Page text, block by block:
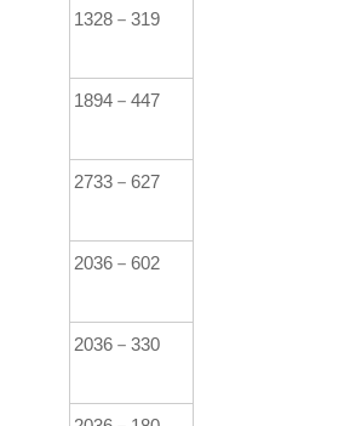
1328－319
1894－447
2733－627
2036－602
2036－330